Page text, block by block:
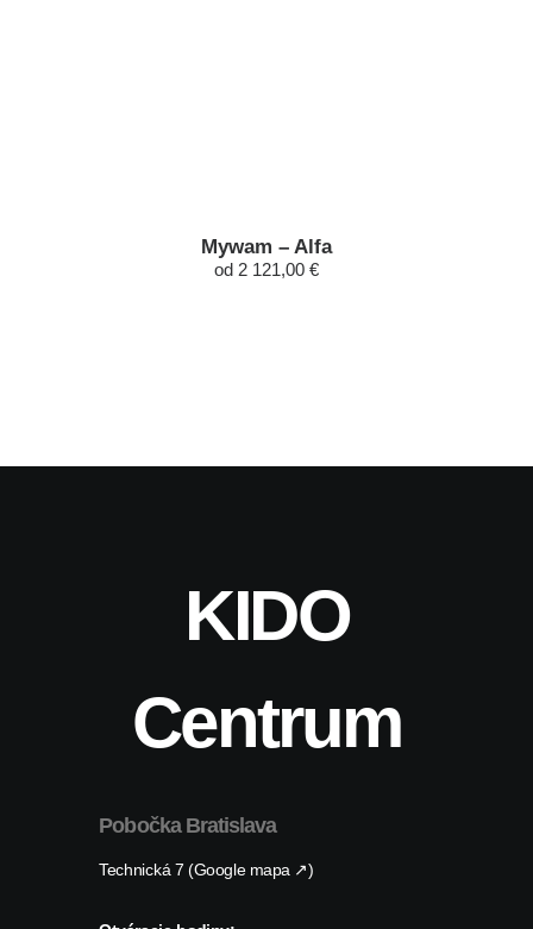
Mywam – Alfa
od 2 121,00 €
KIDO
Centrum
Pobočka Bratislava
Technická 7 (Google mapa ↗)